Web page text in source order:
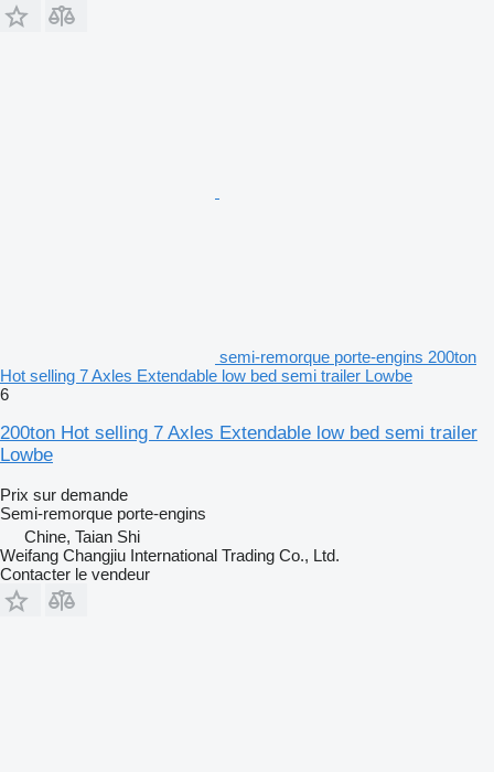
semi-remorque porte-engins 200ton
Hot selling 7 Axles Extendable low bed semi trailer Lowbe
6
200ton Hot selling 7 Axles Extendable low bed semi trailer
Lowbe
Prix sur demande
Semi-remorque porte-engins
Chine, Taian Shi
Weifang Changjiu International Trading Co., Ltd.
Contacter le vendeur